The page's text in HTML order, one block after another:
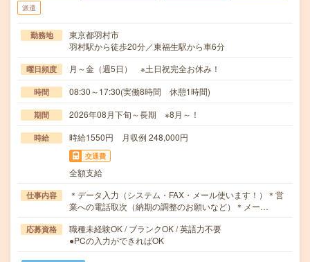
派遣
勤務地
東京都羽村市
羽村駅から徒歩20分／東福生駅から車6分
曜日頻度 月～金（週5日） ※土日祝完全お休み！
時間 08:30～17:30(実働8時間 休憩1時間)
期間 2026年08月下旬～長期 ※8月～！
時給 時給1550円 月収例 248,000円
交通費
全額支給
仕事内容
＊データ入力（システム・FAX・メール使います！）＊営
業への電話取次（納期の調整のお願いなど）＊メー…
応募資格
職種未経験OK / ブランクOK / 英語力不要
●PCの入力ができればOK